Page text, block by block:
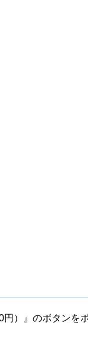
）』のボタンを